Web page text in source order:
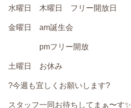
水曜日 木曜日 フリー開放日
金曜日 am誕生会
pmフリー開放
土曜日 お休み
?今週も宜しくお願いします?
スタッフ一同お待ちしてまぁ〜す✨